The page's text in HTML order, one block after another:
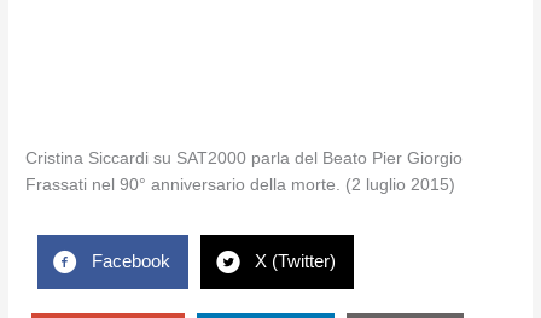
Cristina Siccardi su SAT2000 parla del Beato Pier Giorgio
Frassati nel 90° anniversario della morte. (2 luglio 2015)
Facebook X (Twitter)